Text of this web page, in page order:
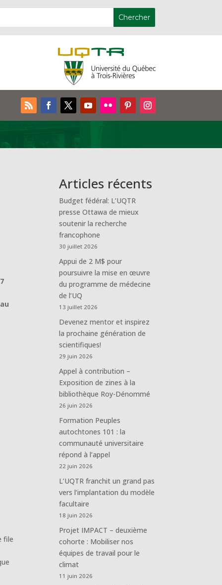
file
Articles récents
Budget fédéral: L’UQTR
presse Ottawa de mieux
soutenir la recherche
francophone
30 juillet 2026
Appui de 2 M$ pour
poursuivre la mise en œuvre
du programme de médecine
de l’UQ
13 juillet 2026
Devenez mentor et inspirez
la prochaine génération de
scientifiques!
29 juin 2026
Appel à contribution –
Exposition de zines à la
bibliothèque Roy-Dénommé
26 juin 2026
Formation Peuples
autochtones 101 : la
communauté universitaire
répond à l’appel
22 juin 2026
L’UQTR franchit un grand pas
vers l’implantation du modèle
facultaire
18 juin 2026
Projet IMPACT – deuxième
cohorte : Mobiliser nos
équipes de travail pour le
climat
11 juin 2026